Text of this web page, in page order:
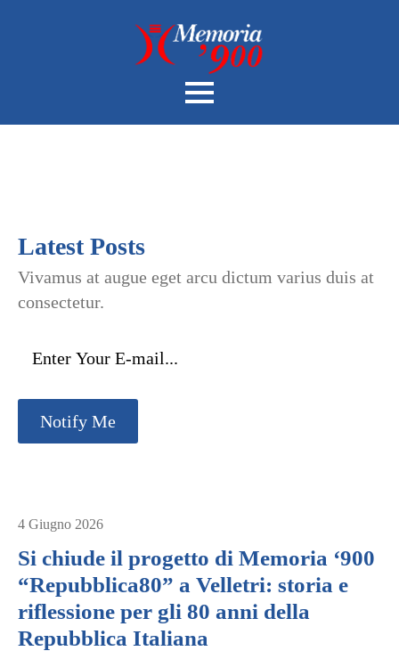
Latest Posts
Vivamus at augue eget arcu dictum varius duis at
consectetur.
Notify Me
Si chiude il progetto di Memoria ‘900
“Repubblica80” a Velletri: storia e
riflessione per gli 80 anni della
Repubblica Italiana
4 Giugno 2026